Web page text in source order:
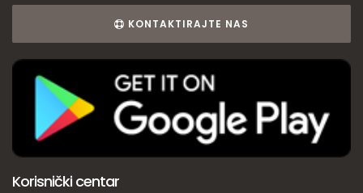
KONTAKTIRAJTE NAS
Korisnički centar